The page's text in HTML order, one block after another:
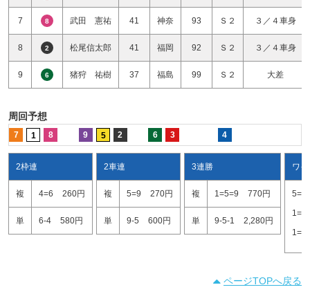
7 8 武田 憲祐 41 神奈 93 Ｓ２ ３／４車身
8 2 松尾信太郎 41 福岡 92 Ｓ２ ３／４車身
9 6 猪狩 祐樹 37 福島 99 Ｓ２ 大差
周回予想
7 1 8 9 5 2 6 3 4
2枠連
複 4=6 260円
単 6-4 580円
2車連
複 5=9 270円
単 9-5 600円
3連勝
複 1=5=9 770円
単 9-5-1 2,280円
ワ
5=9
1=9
1=5
ページTOPへ戻る